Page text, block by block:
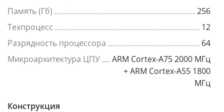
Память (Гб)
256
Техпроцесс
12
Разрядность процессора
64
Микроархитектура ЦПУ
ARM Cortex-A75 2000 МГц
+ ARM Cortex-A55 1800
МГц
Конструкция